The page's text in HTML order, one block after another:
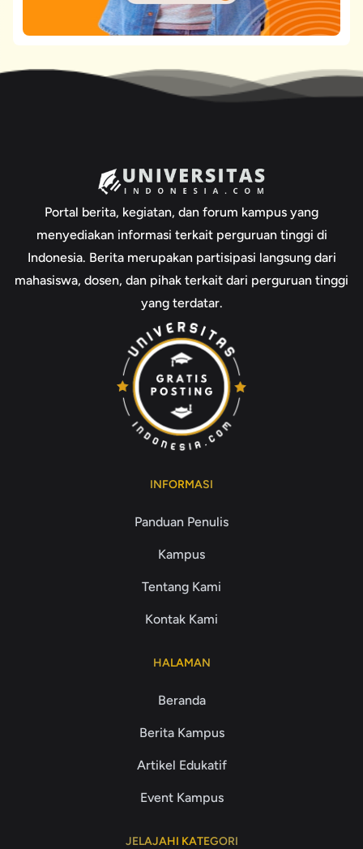
Portal berita, kegiatan, dan forum kampus yang
menyediakan informasi terkait perguruan tinggi di
Indonesia. Berita merupakan partisipasi langsung dari
mahasiswa, dosen, dan pihak terkait dari perguruan tinggi
yang terdatar.
INFORMASI
Panduan Penulis
Kampus
Tentang Kami
Kontak Kami
HALAMAN
Beranda
Berita Kampus
Artikel Edukatif
Event Kampus
JELAJAHI KATEGORI